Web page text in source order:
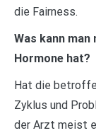
die Fairness.
Was kann man
Hormone hat?
Hat die
Zyklus und
der Arzt meist